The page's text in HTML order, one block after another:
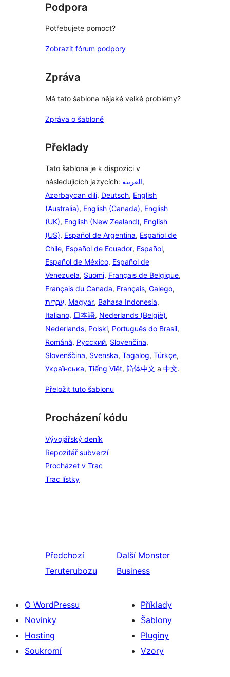
Podpora
Potřebujete pomoct?
Zobrazit fórum podpory
Zpráva
Má tato šablona nějaké velké problémy?
Zpráva o šabloně
Překlady
Tato šablona je k dispozici v
následujících jazycích: العربية,
Azərbaycan dili, Deutsch, English
(Australia), English (Canada), English
(UK), English (New Zealand), English
(US), Español de Argentina, Español de
Chile, Español de Ecuador, Español,
Español de México, Español de
Venezuela, Suomi, Français de Belgique,
Français du Canada, Français, Galego,
עִבְרִית, Magyar, Bahasa Indonesia,
Italiano, 日本語, Nederlands (België),
Nederlands, Polski, Português do Brasil,
Română, Русский, Slovenčina,
Slovenščina, Svenska, Tagalog, Türkçe,
Українська, Tiếng Việt, 简体中文 a 中文.
Přeložit tuto šablonu
Procházení kódu
Vývojářský deník
Repozitář subverzí
Procházet v Trac
Trac lístky
Předchozí
Teruterubozu
Další Monster
Business
O WordPressu
Novinky
Hosting
Soukromí
Příklady
Šablony
Pluginy
Vzory